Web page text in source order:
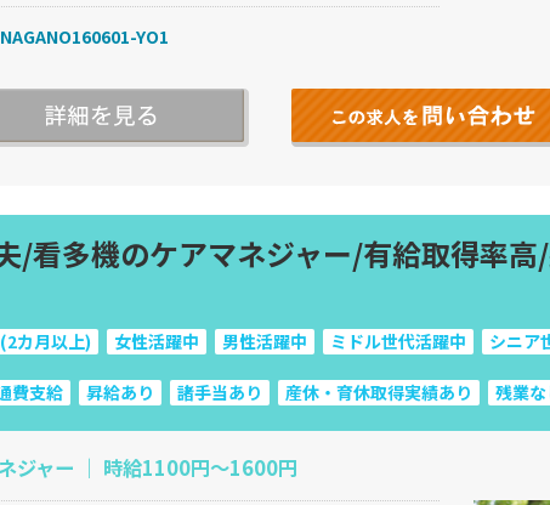
YO1
/看多機のケアマネジャー/有給取得率
カ月以上) 女性活躍中 男性活躍中 ミドル世代活躍中 シニア
費支給 昇給あり 諸手当あり 産休・育休取得実績あり 残業
ジャー ｜ 時給1100円〜1600円